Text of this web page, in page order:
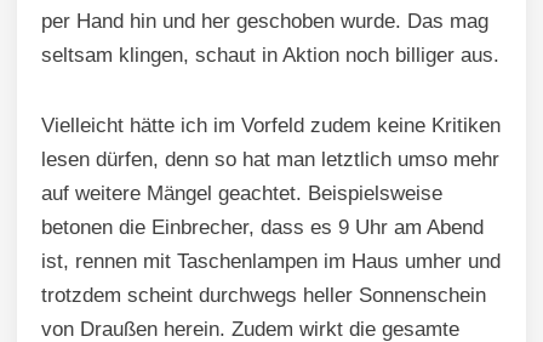
per Hand hin und her geschoben wurde. Das mag
seltsam klingen, schaut in Aktion noch billiger aus.
Vielleicht hätte ich im Vorfeld zudem keine Kritiken
lesen dürfen, denn so hat man letztlich umso mehr
auf weitere Mängel geachtet. Beispielsweise
betonen die Einbrecher, dass es 9 Uhr am Abend
ist, rennen mit Taschenlampen im Haus umher und
trotzdem scheint durchwegs heller Sonnenschein
von Draußen herein. Zudem wirkt die gesamte